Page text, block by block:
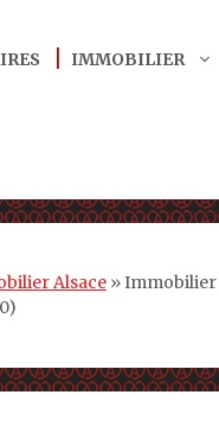
IMMOBILIER
Alsace»Immobilier